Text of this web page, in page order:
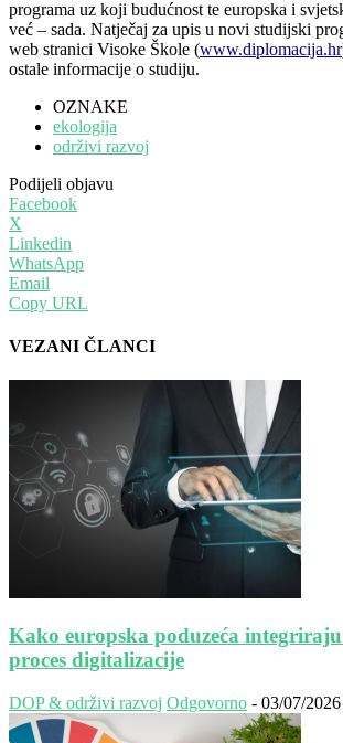
programa uz koji budućnost te europska i
već – sada. Natječaj za upis u novi studijski
web stranici Visoke Škole (www.diplomacija.hr
ostale informacije o studiju.
OZNAKE
ekologija
održivi razvoj
Podijeli objavu
Facebook
X
Linkedin
WhatsApp
Email
Copy URL
VEZANI ČLANCI
Kako europska poduzeća
proces digitalizacije
DOP & održivi razvoj Odgovorno - 03/07/2026